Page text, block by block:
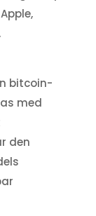
bitcoin-
med
den